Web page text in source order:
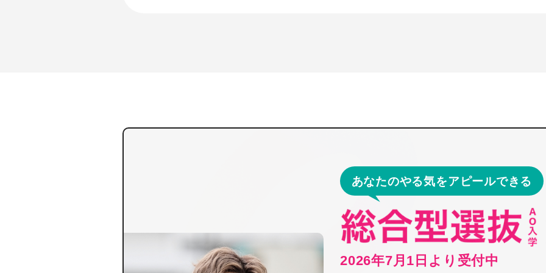
あなたのやる気をアピールできる
2026年7月1日より受付中